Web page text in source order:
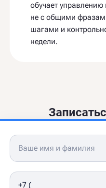
обучает управлению
не с общими
шагами и
недели.